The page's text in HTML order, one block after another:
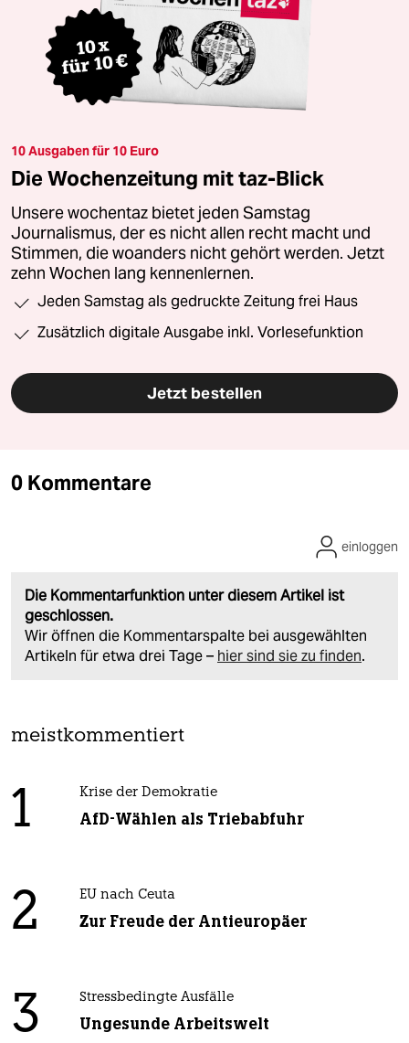
10 Ausgaben für 10 Euro
Die Wochenzeitung mit taz-Blick
Unsere wochentaz bietet jeden Samstag
Journalismus, der es nicht allen recht macht und
Stimmen, die woanders nicht gehört werden. Jetzt
zehn Wochen lang kennenlernen.
Jeden Samstag als gedruckte Zeitung frei Haus
Zusätzlich digitale Ausgabe inkl. Vorlesefunktion
Jetzt bestellen
0 Kommentare
Die Kommentarfunktion unter diesem Artikel ist
geschlossen.
Wir öffnen die Kommentarspalte bei ausgewählten
Artikeln für etwa drei Tage – hier sind sie zu finden.
einloggen
meistkommentiert
1 Krise der Demokratie
AfD-Wählen als Triebabfuhr
2 EU nach Ceuta
Zur Freude der Antieuropäer
3 Stressbedingte Ausfälle
Ungesunde Arbeitswelt